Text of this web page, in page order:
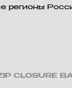
регионы
CLOSURE